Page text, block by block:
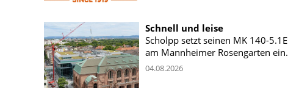
Schnell und leise
Scholpp setzt seinen MK 140-5.1E
am Mannheimer Rosengarten ein.
04.08.2026